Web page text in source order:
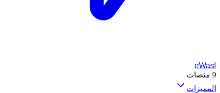
eWasl
9 منصات
المميزات